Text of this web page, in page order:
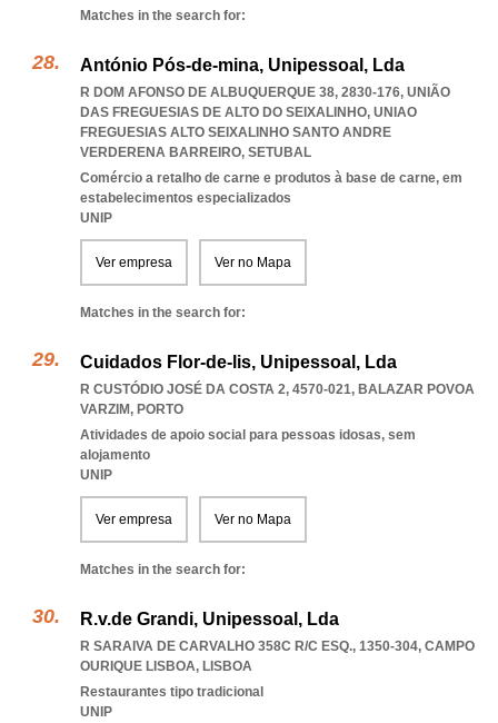
Matches in the search for:
António Pós-de-mina, Unipessoal, Lda
R DOM AFONSO DE ALBUQUERQUE 38, 2830-176, UNIÃO
DAS FREGUESIAS DE ALTO DO SEIXALINHO, UNIAO
FREGUESIAS ALTO SEIXALINHO SANTO ANDRE
VERDERENA BARREIRO, SETUBAL
Comércio a retalho de carne e produtos à base de carne, em
estabelecimentos especializados
UNIP
Ver empresa Ver no Mapa
Matches in the search for:
Cuidados Flor-de-lis, Unipessoal, Lda
R CUSTÓDIO JOSÉ DA COSTA 2, 4570-021, BALAZAR POVOA
VARZIM, PORTO
Atividades de apoio social para pessoas idosas, sem
alojamento
UNIP
Ver empresa Ver no Mapa
Matches in the search for:
R.v.de Grandi, Unipessoal, Lda
R SARAIVA DE CARVALHO 358C R/C ESQ., 1350-304, CAMPO
OURIQUE LISBOA, LISBOA
Restaurantes tipo tradicional
UNIP